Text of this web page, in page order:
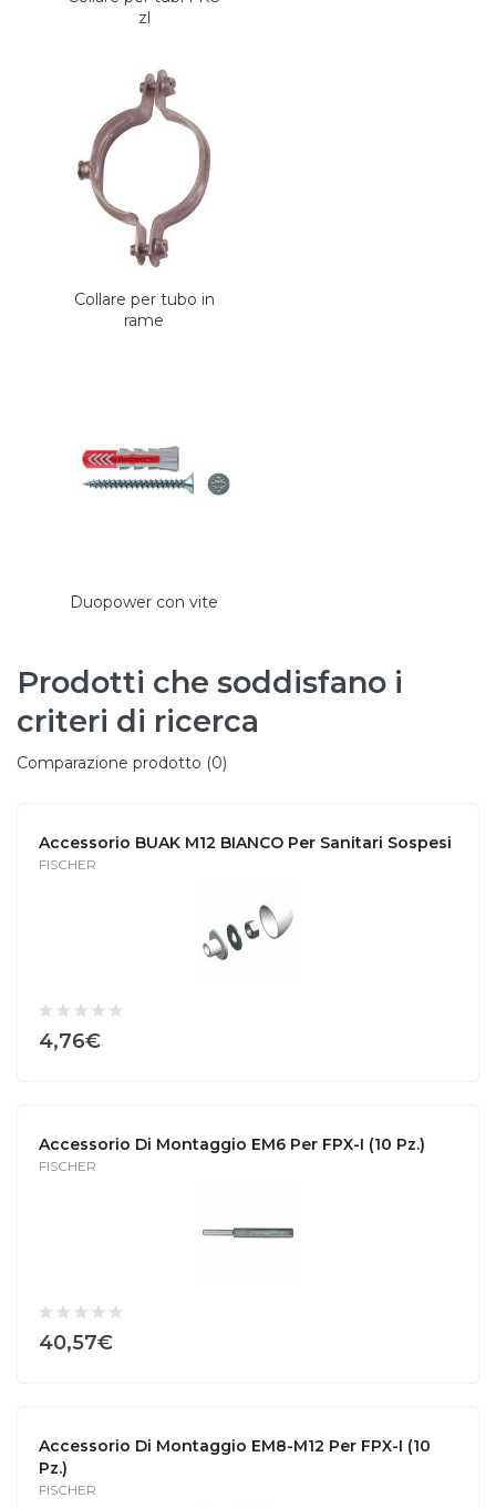
zl
Collare per tubo in
rame
Duopower con vite
Prodotti che soddisfano i
criteri di ricerca
Comparazione prodotto (0)
Accessorio BUAK M12 BIANCO Per Sanitari Sospesi
FISCHER
4,76€
Accessorio Di Montaggio EM6 Per FPX-I (10 Pz.)
FISCHER
40,57€
Accessorio Di Montaggio EM8-M12 Per FPX-I (10
Pz.)
FISCHER